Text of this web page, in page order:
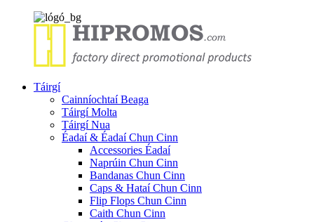
Táirgí
Cainníochtaí Beaga
Táirgí Molta
Táirgí Nua
Éadaí & Éadaí Chun Cinn
Accessories Éadaí
Naprúin Chun Cinn
Bandanas Chun Cinn
Caps & Hataí Chun Cinn
Flip Flops Chun Cinn
Caith Chun Cinn